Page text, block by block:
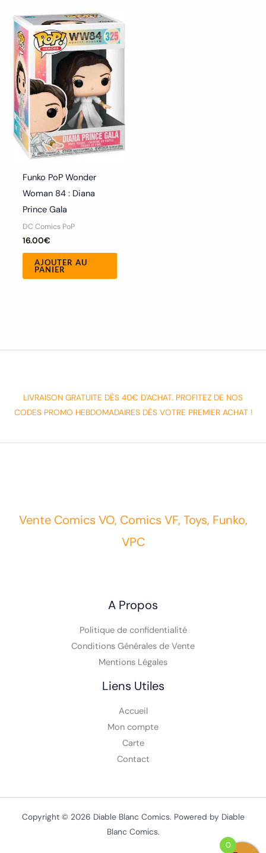
Funko PoP Wonder
Woman 84 : Diana
Prince Gala
DC Comics PoP
16.00€
AJOUTER AU
PANIER
LIVRAISON GRATUITE DÈS 40€ D'ACHAT. PROFITEZ DE NOS
CODES PROMO HEBDOMADAIRES DÈS VOTRE PREMIER ACHAT !
Vente Comics VO, Comics VF, Toys, Funko,
VPC
A Propos
Politique de confidentialité
Conditions Générales de Vente
Mentions Légales
Liens Utiles
Accueil
Mon compte
Carte
Contact
Copyright © 2026 Diable Blanc Comics. Powered by Diable
Blanc Comics.
0